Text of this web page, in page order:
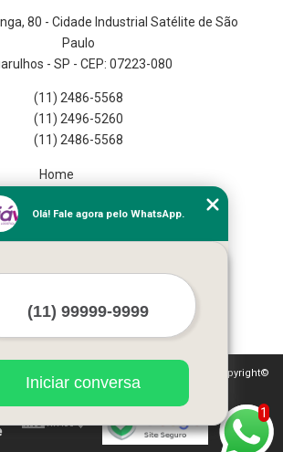
80 - Cidade Industrial Satélite de São
Paulo
- SP - CEP: 07223-080
(11) 2486-5568
(11) 2496-5260
(11) 2486-5568
Home
Missão
sujeito à proteção de direitos autorais. Copyright©
(Lei 9610 de 19/02/1998)
1
Olá! Fale agora pelo WhatsApp.
Iniciar conversa